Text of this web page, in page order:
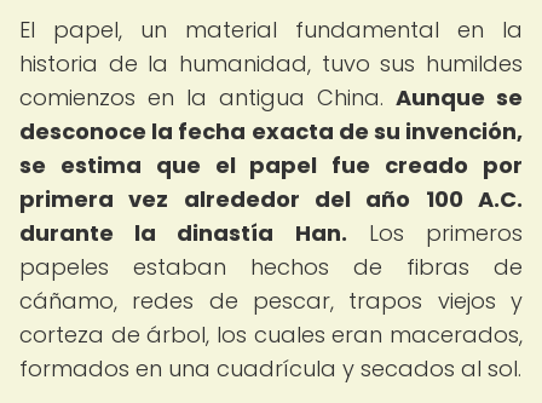
El papel, un material fundamental en la
historia de la humanidad, tuvo sus humildes
comienzos en la antigua China. Aunque se
desconoce la fecha exacta de su invención,
se estima que el papel fue creado por
primera vez alrededor del año 100 A.C.
durante la dinastía Han. Los primeros
papeles estaban hechos de fibras de
cáñamo, redes de pescar, trapos viejos y
corteza de árbol, los cuales eran macerados,
formados en una cuadrícula y secados al sol.